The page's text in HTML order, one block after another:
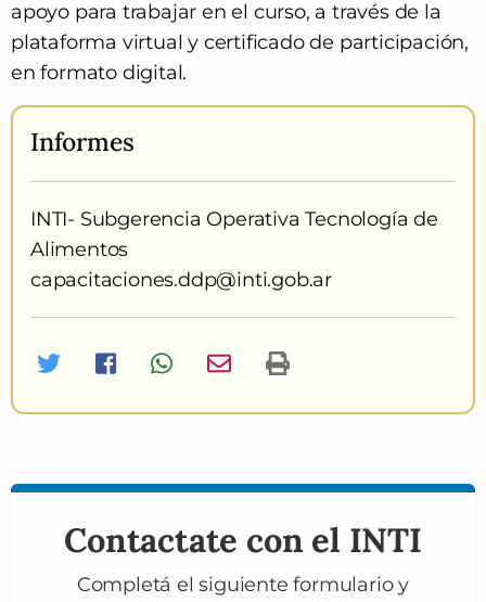
apoyo para trabajar en el curso, a través de la
plataforma virtual y certificado de participación,
en formato digital.
Informes
INTI- Subgerencia Operativa Tecnología de
Alimentos
capacitaciones.ddp@inti.gob.ar
Twitter FacebookWhatsapp Imprimir curso
Contactate con el INTI
Completá el siguiente formulario y